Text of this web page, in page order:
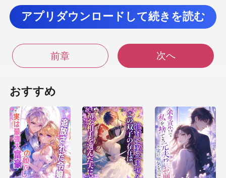
集まる主要な場所の1つでした。 リッキー
痕跡はありま
アプリダウンロードして続きを読む
前章 次へ
おすすめ